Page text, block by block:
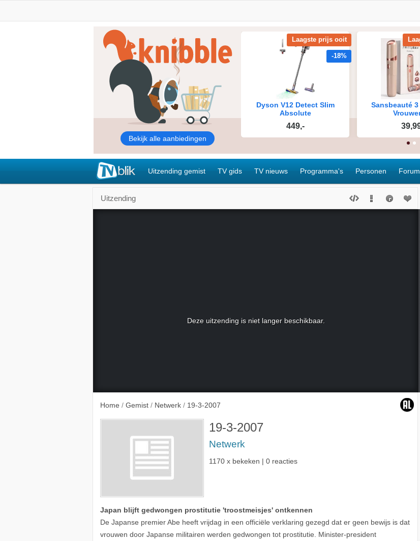
Uitzending gemist TV gids TV nieuws Programma's Personen Forum
Uitzending
Deze uitzending is niet langer beschikbaar.
Home / Gemist / Netwerk / 19-3-2007
19-3-2007
Netwerk
1170 x bekeken | 0 reacties
Japan blijft gedwongen prostitutie 'troostmeisjes' ontkennen
De Japanse premier Abe heeft vrijdag in een officiële verklaring gezegd dat er geen bewijs is dat
vrouwen door Japanse militairen werden gedwongen tot prostitutie. Minister-president